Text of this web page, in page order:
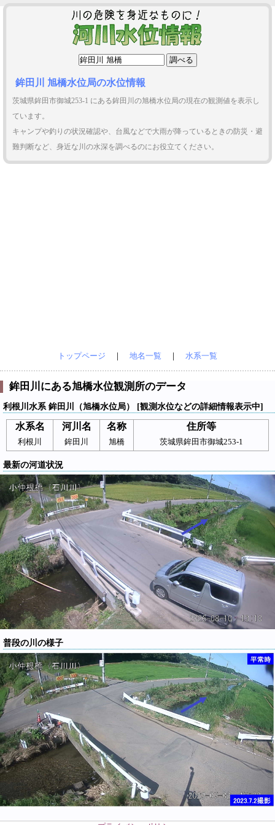
鉾田川 旭橋水位局の水位情報
茨城県鉾田市御城253-1 にある鉾田川の旭橋水位局の現在の観測値を表示し
ています。
キャンプや釣りの状況確認や、台風などで大雨が降っているときの防災・避
難判断など、身近な川の水深を調べるのにお役立てください。
トップページ ｜ 地名一覧 ｜ 水系一覧
鉾田川にある旭橋水位観測所のデータ
利根川水系 鉾田川（旭橋水位局） [観測水位などの詳細情報表示中]
水系名 河川名 名称 住所等
利根川 鉾田川 旭橋 茨城県鉾田市御城253-1
最新の河道状況
普段の川の様子